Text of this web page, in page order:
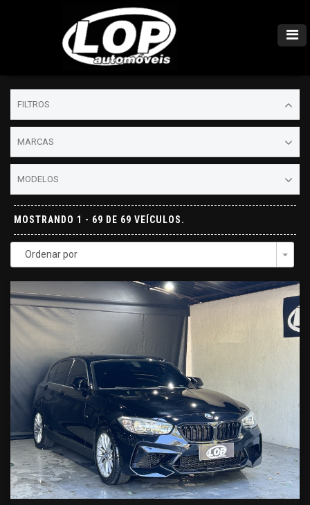
FILTROS
MARCAS
MODELOS
MOSTRANDO 1 - 69 DE 69 VEÍCULOS.
Ordenar por